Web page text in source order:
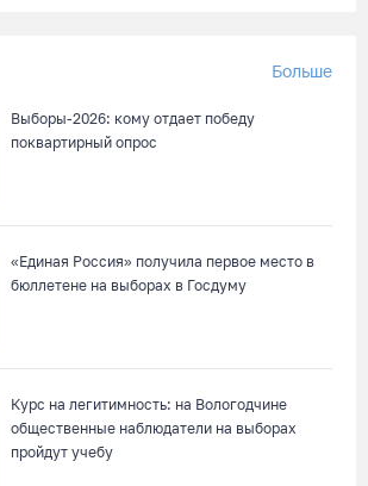
Больше
Выборы-2026: кому отдает победу
поквартирный опрос
«Единая Россия» получила первое место в
бюллетене на выборах в Госдуму
Курс на легитимность: на Вологодчине
общественные наблюдатели на выборах
пройдут учебу